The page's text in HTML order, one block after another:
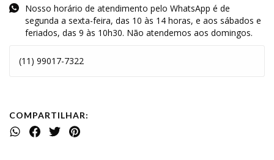
Nosso horário de atendimento pelo WhatsApp é de
segunda a sexta-feira, das 10 às 14 horas, e aos sábados e
feriados, das 9 às 10h30. Não atendemos aos domingos.
(11) 99017-7322
COMPARTILHAR: